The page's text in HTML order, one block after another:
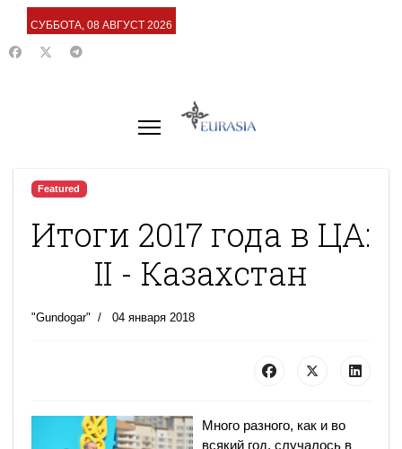
СУББОТА, 08 АВГУСТ 2026
Featured
Итоги 2017 года в ЦА:
II - Казахстан
"Gundogar" 04 января 2018
Много разного, как и во
всякий год, случалось в